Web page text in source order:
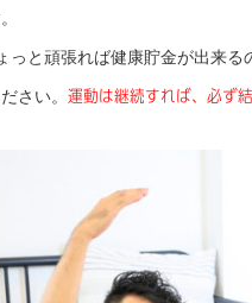
っと頑張れば健康貯金が出来
さい。 運動は継続すれば、必ず